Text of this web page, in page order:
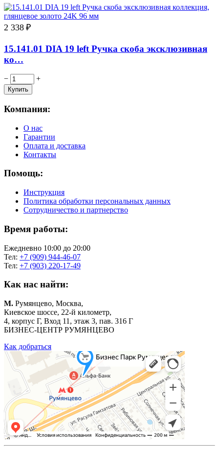
2 338 ₽
15.141.01 DIA 19 left Ручка скоба эксклюзивная
ко…
− +
Компания:
О нас
Гарантии
Оплата и доставка
Контакты
Помощь:
Инструкция
Политика обработки персональных данных
Сотрудничество и партнерство
Время работы:
Ежедневно 10:00 до 20:00
Тел: +7 (909) 944-46-07
Тел: +7 (903) 220-17-49
Как нас найти:
М. Румянцево, Москва,
Киевское шоссе, 22-й километр,
4, корпус Г, Вход 11, этаж 3, пав. 316 Г
БИЗНЕС-ЦЕНТР РУМЯНЦЕВО
Как добраться